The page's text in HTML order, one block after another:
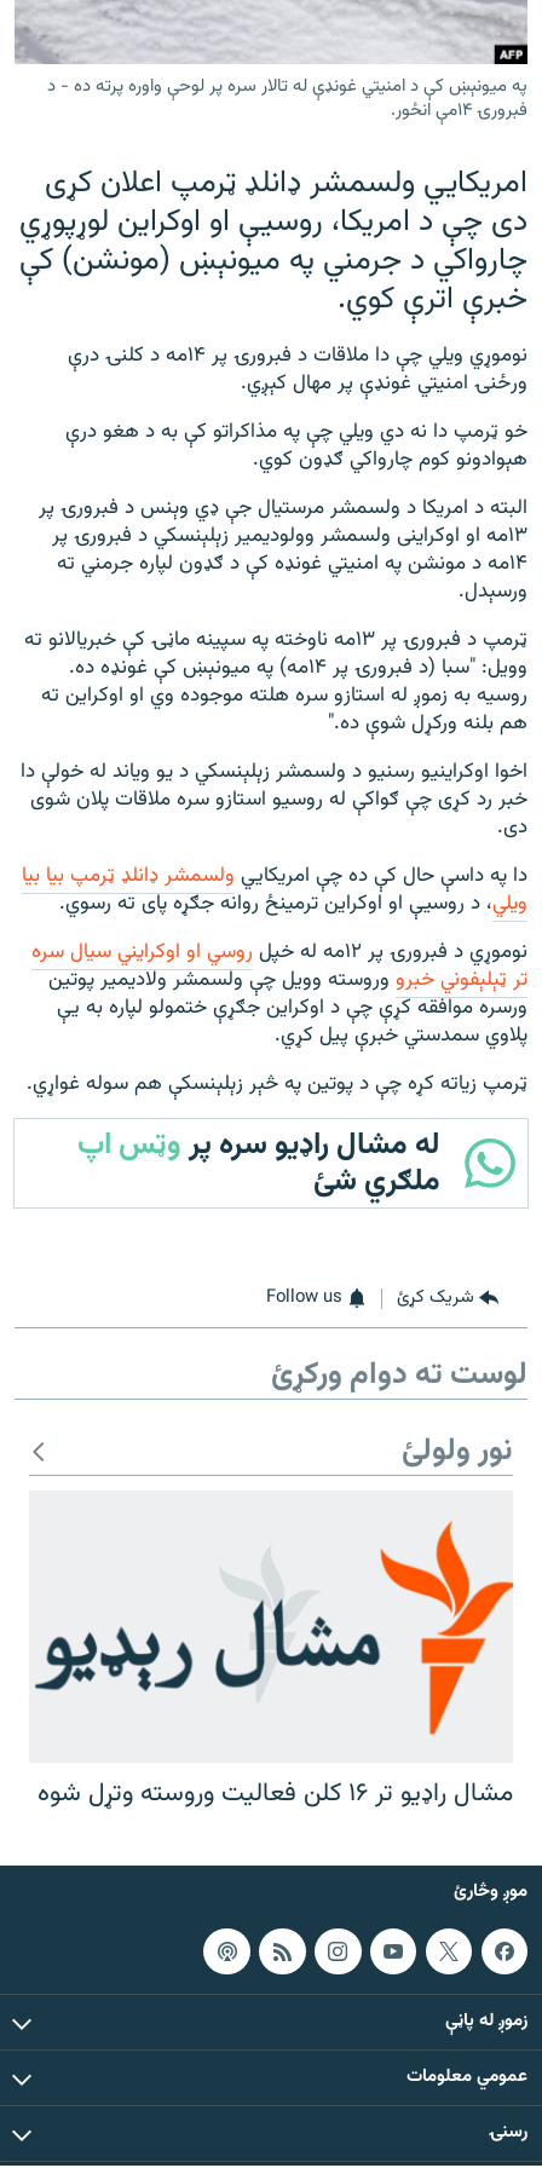
۱۴ ساعته راډیويي خپرونې
Gandhara
د ازادې اروپا راډیو ټولې ووبپاڼې
په میونېښ کې د امنیتي غونډې له تالار سره پر لوحې واوره پرته ده - د
فبرورۍ ۱۴مې انځور.
امریکايي ولسمشر ډانلډ ټرمپ اعلان کړی
دی چې د امریکا، روسیې او اوکراین لوړپوړي
چارواکي د جرمني په میونېښ (مونشن) کې
خبرې اترې کوي.
نوموړي ویلي چې دا ملاقات د فبرورۍ پر ۱۴مه د کلنۍ درې
ورځنۍ امنیتي غونډې پر مهال کېږي.
خو ټرمپ دا نه دي ویلي چې په مذاکراتو کې به د هغو درې
هېوادونو کوم چارواکي ګډون کوي.
البته د امریکا د ولسمشر مرستیال جې ډي وېنس د فبرورۍ پر
۱۳مه او اوکراینی ولسمشر وولودیمیر زېلېنسکي د فبرورۍ پر
۱۴مه د مونشن په امنیتي غونډه کې د ګډون لپاره جرمني ته
ورسېدل.
ټرمپ د فبرورۍ پر ۱۳مه ناوخته په سپینه ماڼۍ کې خبریالانو ته
وویل: "سبا (د فبرورۍ پر ۱۴مه) په میونېښ کې غونډه ده.
روسیه به زموږ له استازو سره هلته موجوده وي او اوکراین ته
هم بلنه ورکړل شوې ده."
اخوا اوکراینیو رسنیو د ولسمشر زېلېنسکي د یو ویاند له خولې دا
خبر رد کړی چې ګواکې له روسیو استازو سره ملاقات پلان شوی
دی.
دا په داسې حال کې ده چې امریکايي ولسمشر ډانلډ ټرمپ بیا بیا
ویلي، د روسیې او اوکراین ترمینځ روانه جګړه پای ته رسوي.
نوموړي د فبرورۍ پر ۱۲مه له خپل
روسي او اوکرایني سیال سره
تر ټېلېفوني خبرو وروسته وویل چې ولسمشر ولادیمیر پوتین
ورسره موافقه کړې چې د اوکراین جګړې ختمولو لپاره به یې
پلاوي سمدستي خبرې پیل کړي.
ټرمپ زیاته کړه چې د پوتین په څېر زېلېنسکې هم سوله غواړي.
له مشال راډیو سره پروټس اپ
ملګري شئ
شریک کړئ Follow us
لوست ته دوام ورکړئ
نور ولولئ
مشال راډیو تر ۱۶ کلن فعالیت وروسته وتړل شوه
موږ وڅارئ
زموږ له پاڼې
عمومي معلومات
رسنۍ